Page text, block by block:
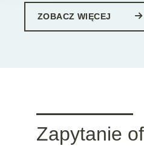
ZOBACZ WIĘCEJ
Zapytanie